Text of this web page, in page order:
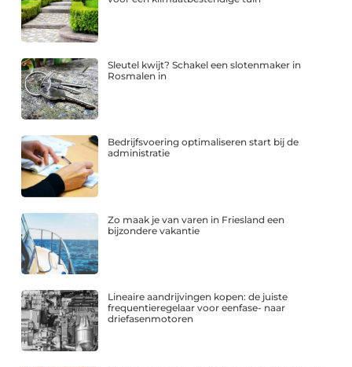
Sleutel kwijt? Schakel een slotenmaker in
Rosmalen in
Bedrijfsvoering optimaliseren start bij de
administratie
Zo maak je van varen in Friesland een
bijzondere vakantie
Lineaire aandrijvingen kopen: de juiste
frequentieregelaar voor eenfase- naar
driefasenmotoren